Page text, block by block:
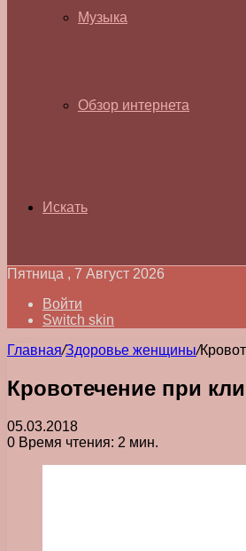
Музыка
Обзор интернета
Искать
Пятница , 7 Август 2026
Войти
Switch skin
Главная/Здоровье женщины/
Кровотечение при
05.03.2018
0 Время чтения: 2 мин.